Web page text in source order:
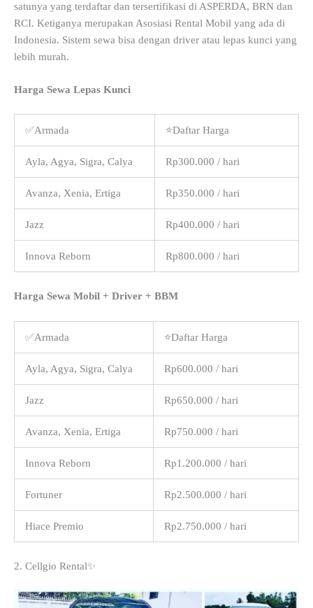
satunya yang terdaftar dan tersertifikasi di ASPERDA, BRN dan
RCI. Ketiganya merupakan Asosiasi Rental Mobil yang ada di
Indonesia. Sistem sewa bisa dengan driver atau lepas kunci yang
lebih murah.
Harga Sewa Lepas Kunci
✅Armada ⭐Daftar Harga
Ayla, Agya, Sigra, Calya Rp300.000 / hari
Avanza, Xenia, Ertiga Rp350.000 / hari
Jazz Rp400.000 / hari
Innova Reborn Rp800.000 / hari
Harga Sewa Mobil + Driver + BBM
✅Armada ⭐Daftar Harga
Ayla, Agya, Sigra, Calya Rp600.000 / hari
Jazz Rp650.000 / hari
Avanza, Xenia, Ertiga Rp750.000 / hari
Innova Reborn Rp1.200.000 / hari
Fortuner Rp2.500.000 / hari
Hiace Premio Rp2.750.000 / hari
2. Cellgio Rental✨